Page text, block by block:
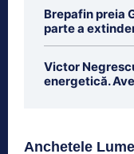
Brepafin preia
parte a
Victor
energetică.
Anchetele